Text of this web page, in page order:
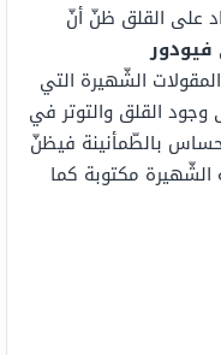
على القلق ظنّ أنّ
فيودور
الشّهيرة التي
القلق والتوتر في
بالطّمأنينة فيظنّ
الشّهيرة مكتوبة كما